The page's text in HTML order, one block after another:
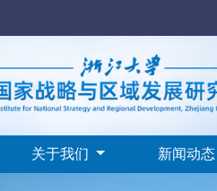
关于我们 新闻动